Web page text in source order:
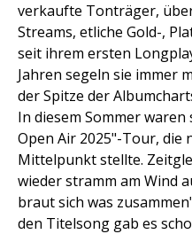
verkaufte Tonträger,
Streams, etliche Gold-,
seit ihrem ersten
Jahren segeln sie immer
der Spitze der
In diesem Sommer
Open Air 2025"-Tour, die
Mittelpunkt stellte.
wieder stramm am Wind
braut sich was
den Titelsong gab es